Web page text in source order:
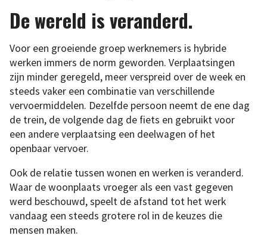
De wereld is veranderd.
Voor een groeiende groep werknemers is hybride
werken immers de norm geworden. Verplaatsingen
zijn minder geregeld, meer verspreid over de week en
steeds vaker een combinatie van verschillende
vervoermiddelen. Dezelfde persoon neemt de ene dag
de trein, de volgende dag de fiets en gebruikt voor
een andere verplaatsing een deelwagen of het
openbaar vervoer.
Ook de relatie tussen wonen en werken is veranderd.
Waar de woonplaats vroeger als een vast gegeven
werd beschouwd, speelt de afstand tot het werk
vandaag een steeds grotere rol in de keuzes die
mensen maken.